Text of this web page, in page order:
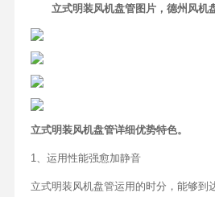
立式明装风机盘管图片，德州风机
立式明装风机盘管详细优势特色。
1、运用性能强愈加静音
立式明装风机盘管运用的时分，能够到